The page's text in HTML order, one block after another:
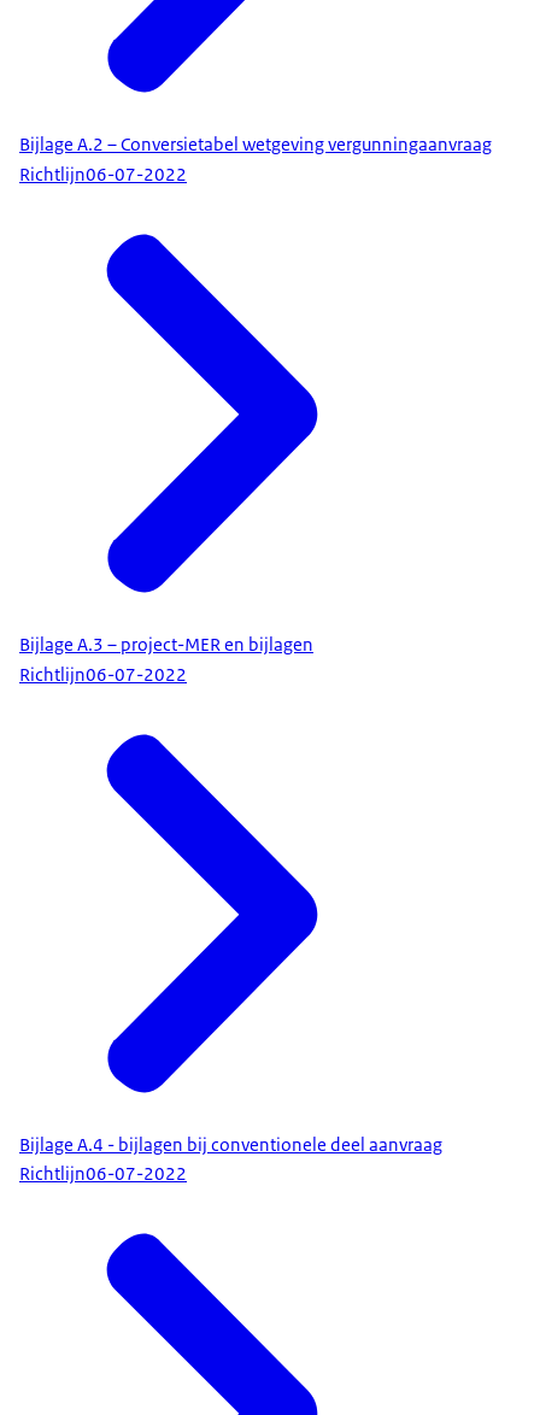
Bijlage A.2 – Conversietabel wetgeving vergunningaanvraag
Richtlijn06-07-2022
Bijlage A.3 – project-MER en bijlagen
Richtlijn06-07-2022
Bijlage A.4 - bijlagen bij conventionele deel aanvraag
Richtlijn06-07-2022